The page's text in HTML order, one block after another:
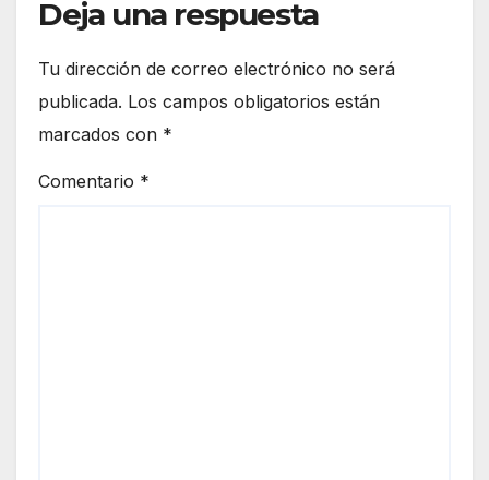
Deja una respuesta
Tu dirección de correo electrónico no será
publicada. Los campos obligatorios están
marcados con *
Comentario *